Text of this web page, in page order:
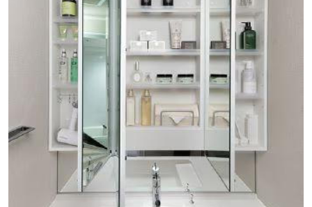
【第三中学校】（徒歩22分／約1710m）